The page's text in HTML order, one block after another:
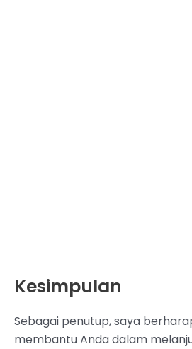
Kesimpulan
Sebagai penutup, saya
membantu Anda dalam